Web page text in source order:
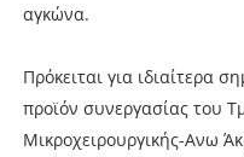
αγκώνα.
Πρόκειται για ιδιαίτερα
προϊόν συνεργασίας του
Μικροχειρουργικής-Ανω